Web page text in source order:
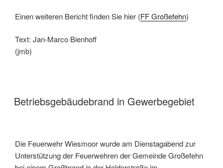
Einen weiteren Bericht finden Sie hier (FF Großefehn)
Text: Jan-Marco Bienhoff
(jmb)
Betriebsgebäudebrand in Gewerbegebiet
Die Feuerwehr Wiesmoor wurde am Dienstagabend zur
Unterstützung der Feuerwehren der Gemeinde Großefehn